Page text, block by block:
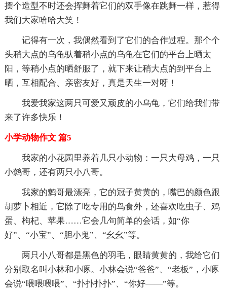
摆个造型不时还会挥舞着它们的双手像在跳舞一样，惹得
我们大家哈哈大笑！
记得有一次，我偶然看到了它们的合作过程。那个个
头稍大点的乌龟驮着稍小点的乌龟在它们的平台上晒太
阳，等稍小点的晒舒服了，就下来让稍大点的到平台上
晒，互相配合、亲密友好，真是天生一对呀！
我爱我家这两只可爱又顽皮的小乌龟，它们给我们带
来了许多快乐！
小学动物作文 篇5
我家的小花园里养着几只小动物：一只大母鸡，一只
小鹩哥，还有两只小八哥。
我家的鹩哥最漂亮，它的冠子黄黄的，嘴巴的颜色跟
胡萝卜相近，它除了吃专用的鸟食外，还喜欢吃虫子、鸡
蛋、枸杞、苹果……它会几句简单的会话，如“你
好”、“小宝”、“胆小鬼”、“幺幺”等。
两只小八哥都是黑色的羽毛，眼睛黄黄的，我给它们
分别取名叫小林和小啄。小林会说“爸爸”、“老板”，小啄
会说“喂喂喂喂”、“扑扑扑扑”、“你好——”等。